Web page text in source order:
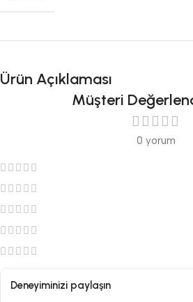
Ürün Açıklaması
Müşteri
0 yorum
Deneyiminizi paylaşın